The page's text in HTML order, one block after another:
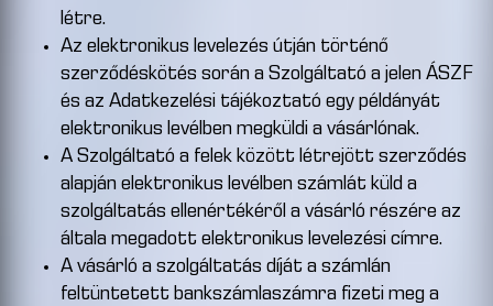
létre.
Az elektronikus levelezés útján történő
szerződéskötés során a Szolgáltató a jelen ÁSZF
és az Adatkezelési tájékoztató egy példányát
elektronikus levélben megküldi a vásárlónak.
A Szolgáltató a felek között létrejött szerződés
alapján elektronikus levélben számlát küld a
szolgáltatás ellenértékéről a vásárló részére az
általa megadott elektronikus levelezési címre.
A vásárló a szolgáltatás díját a számlán
feltüntetett bankszámlaszámra fizeti meg a